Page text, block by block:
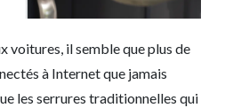
voitures, il semble que plus de
à Internet que jamais
les serrures traditionnelles qui